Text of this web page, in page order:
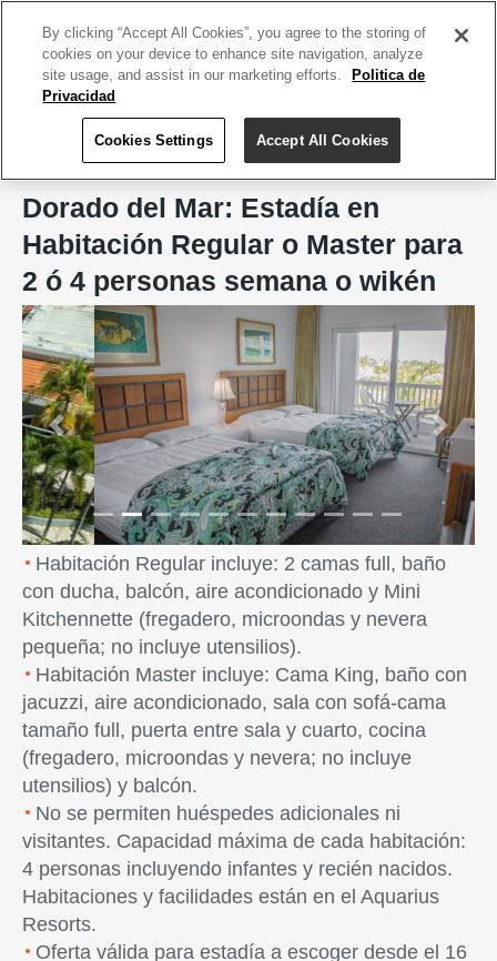
Habitaciones Privadas @ Dorado del Mar
Dorado del Mar: Estadía en
Habitación Regular o Master para
2 ó 4 personas semana o wikén
Previous Next
Habitación Regular incluye: 2 camas full, baño
con ducha, balcón, aire acondicionado y Mini
Kitchennette (fregadero, microondas y nevera
pequeña; no incluye utensilios).
Habitación Master incluye: Cama King, baño con
jacuzzi, aire acondicionado, sala con sofá-cama
tamaño full, puerta entre sala y cuarto, cocina
(fregadero, microondas y nevera; no incluye
utensilios) y balcón.
No se permiten huéspedes adicionales ni
visitantes. Capacidad máxima de cada habitación:
4 personas incluyendo infantes y recién nacidos.
Habitaciones y facilidades están en el Aquarius
Resorts.
Oferta válida para estadía a escoger desde el 16
By clicking “Accept All Cookies”, you agree to the storing of
cookies on your device to enhance site navigation, analyze
site usage, and assist in our marketing efforts.
Politica de
Privacidad
Cookies Settings Accept All Cookies